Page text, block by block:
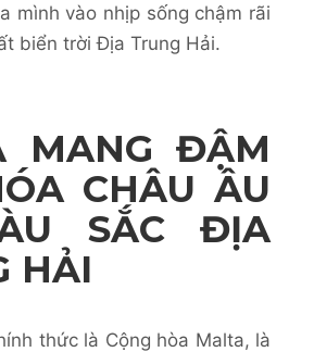
mình vào nhịp sống chậm rãi
biển trời Địa Trung Hải.
MANG ĐẬM
CHÂU ÂU
SẮC ĐỊA
HẢI
thức là Cộng hòa Malta, là